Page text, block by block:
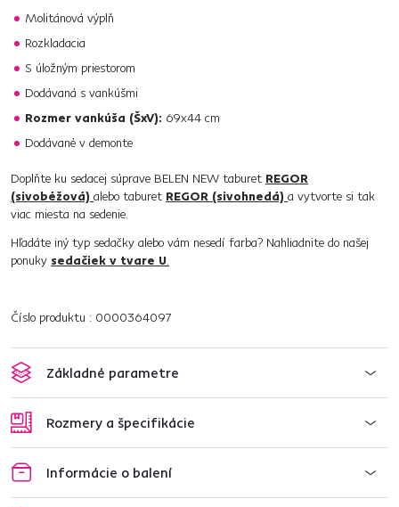
Molitánová výplň
Rozkladacia
S úložným priestorom
Dodávaná s vankúšmi
Rozmer vankúša (ŠxV): 69x44 cm
Dodávané v demonte
Doplňte ku sedacej súprave BELEN NEW taburet REGOR
(sivobéžová) alebo taburet REGOR (sivohnedá) a vytvorte si tak
viac miesta na sedenie.
Hľadáte iný typ sedačky alebo vám nesedí farba? Nahliadnite do našej
ponuky sedačiek v tvare U.
Číslo produktu : 0000364097
Základné parametre
Rozmery a špecifikácie
Informácie o balení